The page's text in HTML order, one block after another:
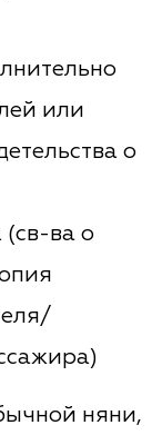
или
о
(св-ва о
няни,